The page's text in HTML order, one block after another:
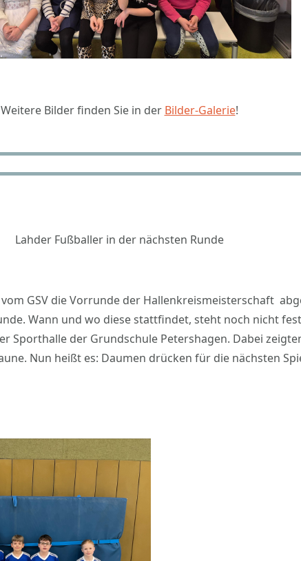
Weitere Bilder finden Sie in der Bilder-Galerie!
Lahder Fußballer in der nächsten Runde
GSV die Vorrunde der Hallenkreismeisterschaft
Wann und wo diese stattfindet, steht noch nicht
Sporthalle der Grundschule Petershagen. Dabei
Nun heißt es: Daumen drücken für die nächsten